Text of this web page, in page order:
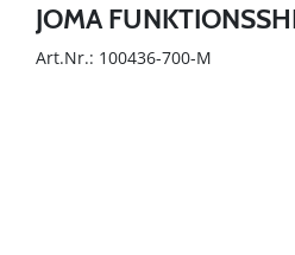
JOMA
Art.Nr.: 100436-700-M